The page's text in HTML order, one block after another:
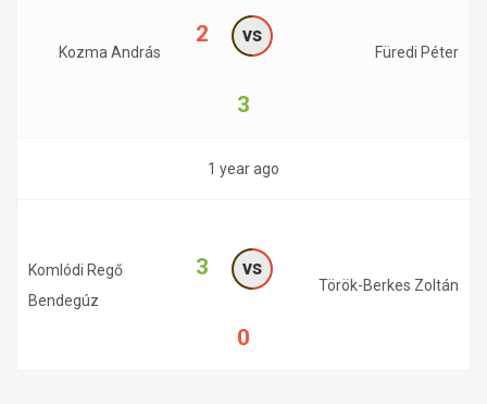
Kozma András
2 vs
3
Füredi Péter
1 year ago
Komlódi Regő
Bendegúz
3 vs
0
Török-Berkes Zoltán